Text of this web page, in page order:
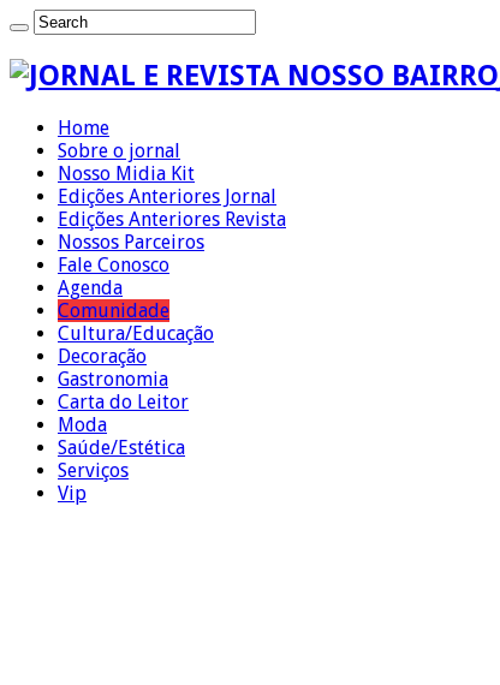
Home
Sobre o jornal
Nosso Midia Kit
Edições Anteriores Jornal
Edições Anteriores Revista
Nossos Parceiros
Fale Conosco
Agenda
Comunidade
Cultura/Educação
Decoração
Gastronomia
Carta do Leitor
Moda
Saúde/Estética
Serviços
Vip